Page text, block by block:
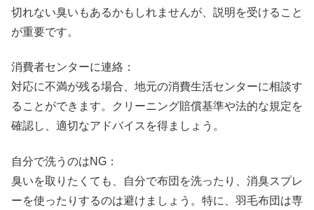
切れない臭いもあるかもしれませんが、説明を受けること
が重要です。
消費者センターに連絡：
対応に不満が残る場合、地元の消費生活センターに相談す
ることができます。クリーニング賠償基準や法的な規定を
確認し、適切なアドバイスを得ましょう。
自分で洗うのはNG：
臭いを取りたくても、自分で布団を洗ったり、消臭スプレ
ーを使ったりするのは避けましょう。特に、羽毛布団は専